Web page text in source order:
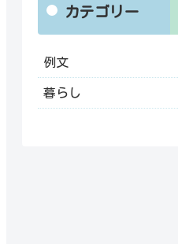
カテゴリー
例文
暮らし